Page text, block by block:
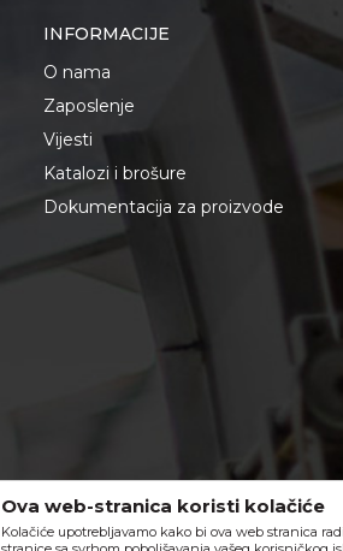
INFORMACIJE
O nama
Zaposlenje
Vijesti
Katalozi i brošure
Dokumentacija za proizvode
Ova web-stranica koristi kolačiće
Kolačiće upotrebljavamo kako bi ova web stranica